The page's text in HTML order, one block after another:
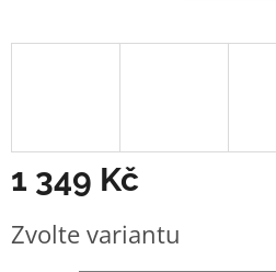
1 349 Kč
cena:
Zvolte variantu